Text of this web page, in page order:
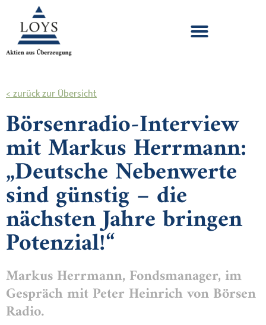
< zurück zur Übersicht
Börsenradio-Interview
mit Markus Herrmann:
„Deutsche Nebenwerte
sind günstig – die
nächsten Jahre bringen
Potenzial!“
Markus Herrmann, Fondsmanager, im
Gespräch mit Peter Heinrich von Börsen
Radio.